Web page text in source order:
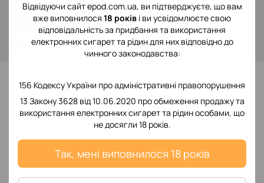
Відвідуючи сайт epod.com.ua, ви підтверджуєте, що вам
вже виповнилося 18 років і ви усвідомлюєте свою
відповідальність за придбання та використання
електронних сигарет та рідин для них відповідно до
чинного законодавства:
156 Кодексу України про адміністративні правопорушення
13 Закону 3628 від 10.06.2020 про обмеження продажу та
використання електронних сигарет та рідин особами, що
не досягли 18 років.
Так, мені виповнилося 18 років
Повідомити, коли з'явиться
Увійтидля відображення накопичувальної знижки
Відгуки